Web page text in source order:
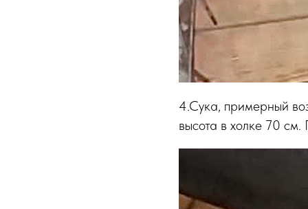
4.Сука, примерный
высота в холке 70